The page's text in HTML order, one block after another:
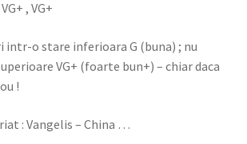
, VG+
intr-o stare inferioara G (buna) ; nu
VG+ (foarte bun+) – chiar daca
!
: Vangelis – China …